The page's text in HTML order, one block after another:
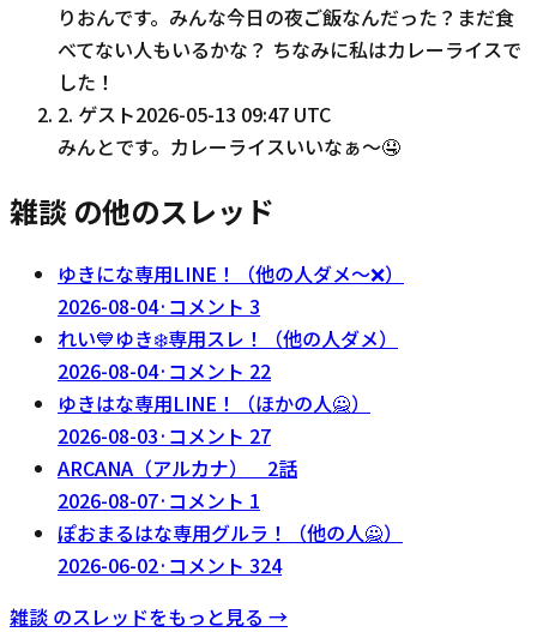
りおんです。みんな今日の夜ご飯なんだった？まだ食
べてない人もいるかな？ ちなみに私はカレーライスで
した！
2. ゲスト2026-05-13 09:47 UTC
みんとです。カレーライスいいなぁ～🤤
雑談 の他のスレッド
ゆきにな専用LINE！（他の人ダメ〜❌）
2026-08-04· コメント 3
れい💙ゆき❄️専用スレ！（他の人ダメ）
2026-08-04· コメント 22
ゆきはな専用LINE！（ほかの人🙅）
2026-08-03· コメント 27
ARCANA（アルカナ） 2話
2026-08-07· コメント 1
ぽおまるはな専用グルラ！（他の人🙅）
2026-06-02· コメント 324
雑談 のスレッドをもっと見る →